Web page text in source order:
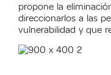
propone la
direccionarlos a las
vulnerabilidad y que